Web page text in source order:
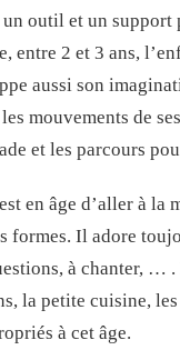
outil et un support
entre 2 et 3 ans,
aussi son
mouvements de
et les parcours
en âge d’aller à
formes. Il adore
à chanter, …
la petite cuisine,
à cet âge.